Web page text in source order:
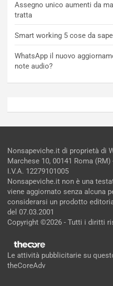
Assegno unico aumenti da
tratta
Smart working 5 cose da
WhatsApp il nuovo
note audio?
Nonsapeviche.it di proprietà di
Marchese 10, 00141 Roma
I.V.A. 12279101005
Nonsapeviche.it non è una
viene aggiornato senza alcuna
considerarsi un prodotto
del 07.03.2001
Copyright ©2026 - Tutti i diritti
Le attività pubblicitarie su
theCoreAdv